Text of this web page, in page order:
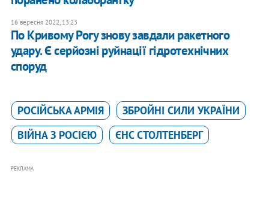
16 вересня 2022, 13:23
По Кривому Рогу знову завдали ракетного
удару. Є серйозні руйнації гідротехнічних
споруд
РОСІЙСЬКА АРМІЯ
ЗБРОЙНІ СИЛИ УКРАЇНИ
ВІЙНА З РОСІЄЮ
ЄНС СТОЛТЕНБЕРГ
РЕКЛАМА